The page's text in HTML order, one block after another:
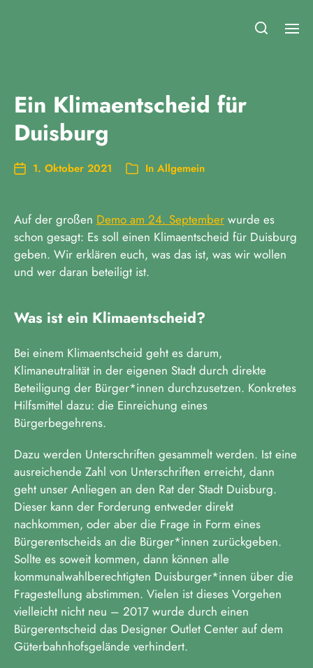
Ein Klimaentscheid für
Duisburg
1. Oktober 2021 In Allgemein
Auf der großen Demo am 24. September wurde es
schon gesagt: Es soll einen Klimaentscheid für Duisburg
geben. Wir erklären euch, was das ist, was wir wollen
und wer daran beteiligt ist.
Was ist ein Klimaentscheid?
Bei einem Klimaentscheid geht es darum,
Klimaneutralität in der eigenen Stadt durch direkte
Beteiligung der Bürger*innen durchzusetzen. Konkretes
Hilfsmittel dazu: die Einreichung eines
Bürgerbegehrens.
Dazu werden Unterschriften gesammelt werden. Ist eine
ausreichende Zahl von Unterschriften erreicht, dann
geht unser Anliegen an den Rat der Stadt Duisburg.
Dieser kann der Forderung entweder direkt
nachkommen, oder aber die Frage in Form eines
Bürgerentscheids an die Bürger*innen zurückgeben.
Sollte es soweit kommen, dann können alle
kommunalwahlberechtigten Duisburger*innen über die
Fragestellung abstimmen. Vielen ist dieses Vorgehen
vielleicht nicht neu – 2017 wurde durch einen
Bürgerentscheid das Designer Outlet Center auf dem
Güterbahnhofsgelände verhindert.